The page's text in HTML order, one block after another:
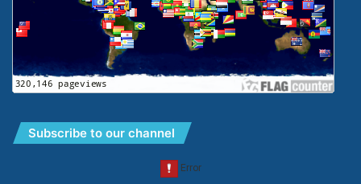
Subscribe to our channel